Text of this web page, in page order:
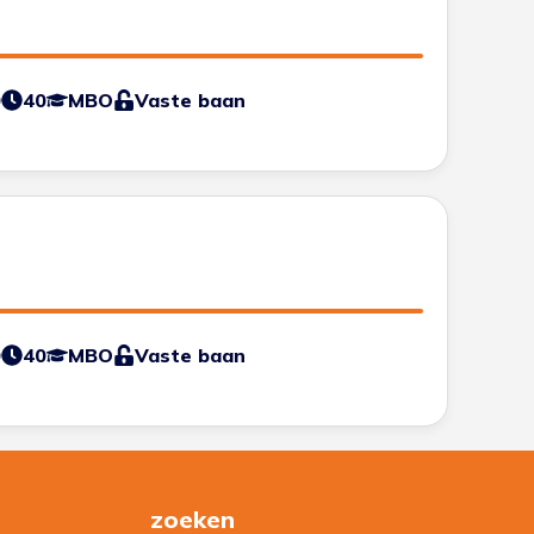
40 MBO Vaste baan
40 MBO Vaste baan
zoeken